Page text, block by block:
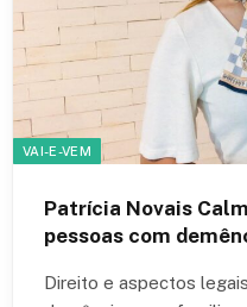
VAI-E-VEM
Patrícia Novais
pessoas com
Direito e aspectos